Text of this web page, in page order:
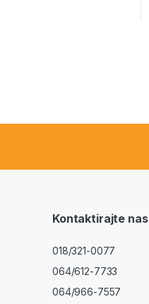
Kontaktirajte nas
018/321-0077
064/612-7733
064/966-7557